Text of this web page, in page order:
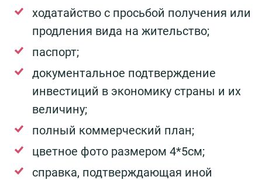
ходатайство с просьбой получения или
продления вида на жительство;
паспорт;
документальное подтверждение
инвестиций в экономику страны и их
величину;
полный коммерческий план;
цветное фото размером 4*5см;
справка, подтверждающая иной